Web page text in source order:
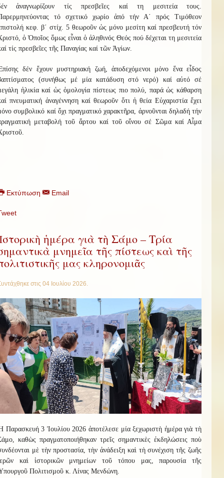
ἀναγνωρίζουν τίς πρεσβεῖες καί τη μεσιτεία τους.
τό σχετικό χωρίο ἀπό τήν Α΄ πρός Τιμόθεον
κεφ. β΄ στίχ. 5 θεωροῦν ὡς μόνο μεσίτη καί πρεσβευτή τόν
ὁ Ὁποῖος ὅμως εἶναι ὁ ἀληθινός Θεός πού δέχεται τη μεσιτεία
τίς πρεσβεῖες τῆς Παναγίας καί τῶν Ἁγίων.
δέν ἔχουν μυστηριακή ζωή, ἀποδεχόμενοι μόνο ἕνα εἶδος
(συνήθως μέ μία κατάδυση στό νερό) καί αὐτό σέ
ἡλικία καί ὡς ὁμολογία πίστεως πιο πολύ, παρά ὡς κάθαρση
πνευματική ἀναγέννηση καί θεωροῦν ὅτι ἡ θεία Εὐχαριστία ἔχει
συμβολικό καί ὄχι πραγματικό χαρακτῆρα, ἀρνοῦνται δηλαδή τήν
μεταβολή τοῦ ἄρτου καί τοῦ οἴνου σέ Σῶμα καί Αἷμα
Εκτύπωση Email
ἡμέρα γιὰ τὴ Σάμο – Τρία
μνημεῖα τῆς πίστεως καὶ τῆς
μας κληρονομιᾶς
στις 04 Ιουλίου 2026.
Παρασκευή 3 Ἰουλίου 2026 ἀποτέλεσε μία ξεχωριστὴ ἡμέρα γιὰ τὴ
καθὼς πραγματοποιήθηκαν τρεῖς σημαντικὲς ἐκδηλώσεις ποὺ
μὲ τὴν προστασία, τὴν ἀνάδειξη καὶ τὴ συνέχιση τῆς ζωῆς
καὶ ἱστορικῶν μνημείων τοῦ τόπου μας, παρουσία τῆς
Πολιτισμοῦ κ. Λίνας Μενδώνη.